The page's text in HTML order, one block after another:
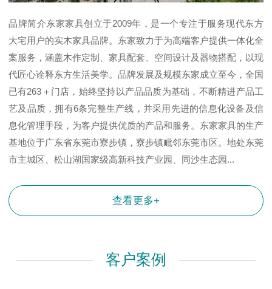
品牌简介东家家具创立于2009年，是一个专注于服务现代东方
大宅用户的实木家具品牌。东家致力于为高端客户提供一体化全
案服务，涵盖木作定制、家具配套、空间设计及器物搭配，以现
代匠心诠释东方生活美学。品牌发展及规模东家成立至今，全国
已有263＋门店，始终坚持以产品品质为基础，不断精进产品工
艺及品质，拥有6条完整生产线，并采用先进的信息化设备及信
息化管理手段，为客户提供优质的产品和服务。东家家具的生产
基地位于广东省东莞市寮步镇，寮步镇毗邻东莞市区。地处东莞
市主城区、松山湖国家级高新科技产业园、同沙生态园...
查看更多+
客户案例